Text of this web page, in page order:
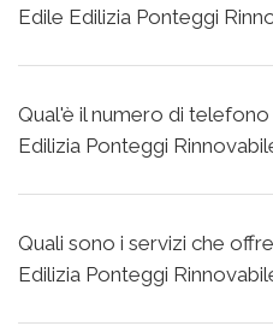
Edile Edilizia Ponteggi
Qual'è il numero di
Edilizia Ponteggi
Quali sono i servizi che
Edilizia Ponteggi